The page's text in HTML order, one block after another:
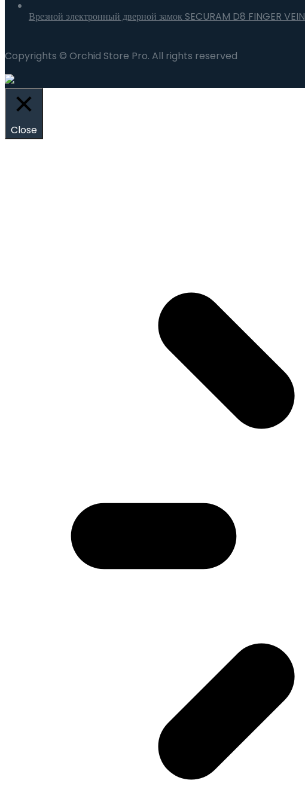
Врезной электронный дверной замок SECURAM D8 FINGER VEIN
Copyrights © Orchid Store Pro. All rights reserved
Close